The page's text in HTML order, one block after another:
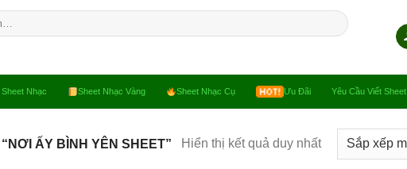
Nhạc Sheet Nhạc Vàng Sheet Nhạc Cụ Ưu Đãi Yêu Cầu Viết Sheet
ẤY BÌNH YÊN SHEET” Hiển thị kết quả duy nhất